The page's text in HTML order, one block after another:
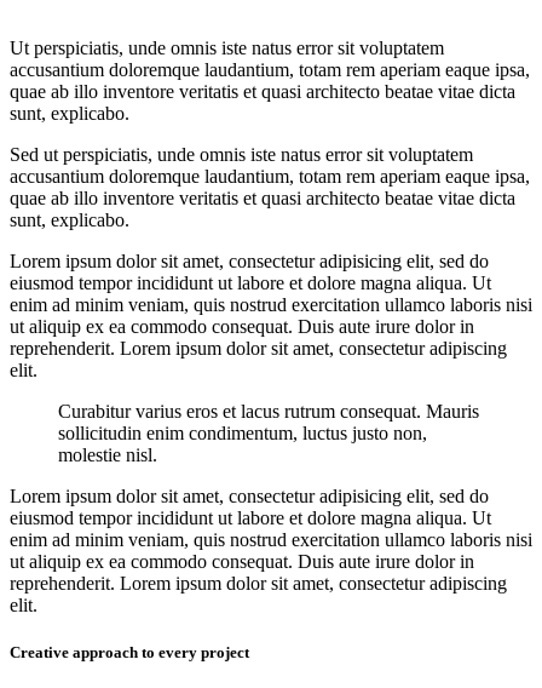
Ut perspiciatis, unde omnis iste natus error sit voluptatem
accusantium doloremque laudantium, totam rem aperiam eaque ipsa,
quae ab illo inventore veritatis et quasi architecto beatae vitae dicta
sunt, explicabo.
Sed ut perspiciatis, unde omnis iste natus error sit voluptatem
accusantium doloremque laudantium, totam rem aperiam eaque ipsa,
quae ab illo inventore veritatis et quasi architecto beatae vitae dicta
sunt, explicabo.
Lorem ipsum dolor sit amet, consectetur adipisicing elit, sed do
eiusmod tempor incididunt ut labore et dolore magna aliqua. Ut
enim ad minim veniam, quis nostrud exercitation ullamco laboris nisi
ut aliquip ex ea commodo consequat. Duis aute irure dolor in
reprehenderit. Lorem ipsum dolor sit amet, consectetur adipiscing
elit.
Curabitur varius eros et lacus rutrum consequat. Mauris
sollicitudin enim condimentum, luctus justo non,
molestie nisl.
Lorem ipsum dolor sit amet, consectetur adipisicing elit, sed do
eiusmod tempor incididunt ut labore et dolore magna aliqua. Ut
enim ad minim veniam, quis nostrud exercitation ullamco laboris nisi
ut aliquip ex ea commodo consequat. Duis aute irure dolor in
reprehenderit. Lorem ipsum dolor sit amet, consectetur adipiscing
elit.
Creative approach to every project